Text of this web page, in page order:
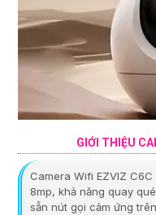
GIỚI THIỆU
Camera Wifi EZVIZ
8mp, khả năng quay
sẵn nút gọi cảm ứng